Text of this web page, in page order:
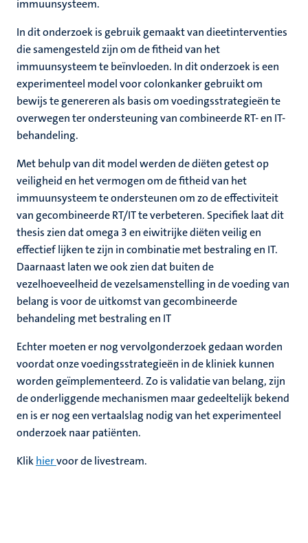
immuunsysteem.
In dit onderzoek is gebruik gemaakt van dieetinterventies
die samengesteld zijn om de fitheid van het
immuunsysteem te beïnvloeden. In dit onderzoek is een
experimenteel model voor colonkanker gebruikt om
bewijs te genereren als basis om voedingsstrategieën te
overwegen ter ondersteuning van combineerde RT- en IT-
behandeling.
Met behulp van dit model werden de diëten getest op
veiligheid en het vermogen om de fitheid van het
immuunsysteem te ondersteunen om zo de effectiviteit
van gecombineerde RT/IT te verbeteren. Specifiek laat dit
thesis zien dat omega 3 en eiwitrijke diëten veilig en
effectief lijken te zijn in combinatie met bestraling en IT.
Daarnaast laten we ook zien dat buiten de
vezelhoeveelheid de vezelsamenstelling in de voeding van
belang is voor de uitkomst van gecombineerde
behandeling met bestraling en IT
Echter moeten er nog vervolgonderzoek gedaan worden
voordat onze voedingsstrategieën in de kliniek kunnen
worden geïmplementeerd. Zo is validatie van belang, zijn
de onderliggende mechanismen maar gedeeltelijk bekend
en is er nog een vertaalslag nodig van het experimenteel
onderzoek naar patiënten.
Klikhiervoor de livestream.